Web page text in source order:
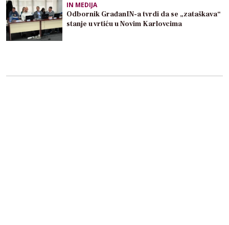
IN MEDIJA
Odbornik GrađanIN-a tvrdi da se „zataškava“
stanje u vrtiću u Novim Karlovcima